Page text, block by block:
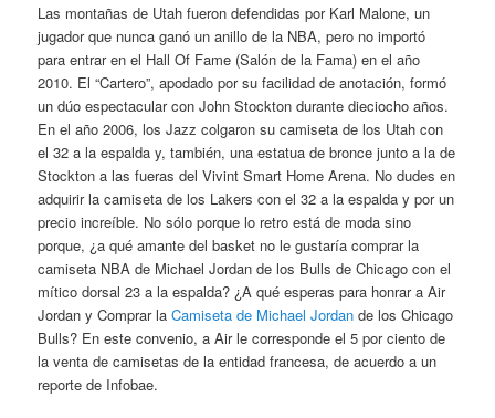
Las montañas de Utah fueron defendidas por Karl Malone, un
jugador que nunca ganó un anillo de la NBA, pero no importó
para entrar en el Hall Of Fame (Salón de la Fama) en el año
2010. El “Cartero”, apodado por su facilidad de anotación, formó
un dúo espectacular con John Stockton durante dieciocho años.
En el año 2006, los Jazz colgaron su camiseta de los Utah con
el 32 a la espalda y, también, una estatua de bronce junto a la de
Stockton a las fueras del Vivint Smart Home Arena. No dudes en
adquirir la camiseta de los Lakers con el 32 a la espalda y por un
precio increíble. No sólo porque lo retro está de moda sino
porque, ¿a qué amante del basket no le gustaría comprar la
camiseta NBA de Michael Jordan de los Bulls de Chicago con el
mítico dorsal 23 a la espalda? ¿A qué esperas para honrar a Air
Jordan y Comprar laCamiseta de Michael Jordan de los Chicago
Bulls? En este convenio, a Air le corresponde el 5 por ciento de
la venta de camisetas de la entidad francesa, de acuerdo a un
reporte de Infobae.